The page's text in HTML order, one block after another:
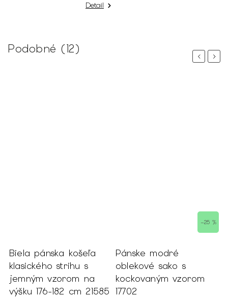
Detail
Podobné (12)
Previous
Biela pánska košeľa
klasického strihu s
jemným vzorom na
výšku 176-182 cm 21585
–25 %
Pánske modré
oblekové sako s
kockovaným vzorom
17702
Next